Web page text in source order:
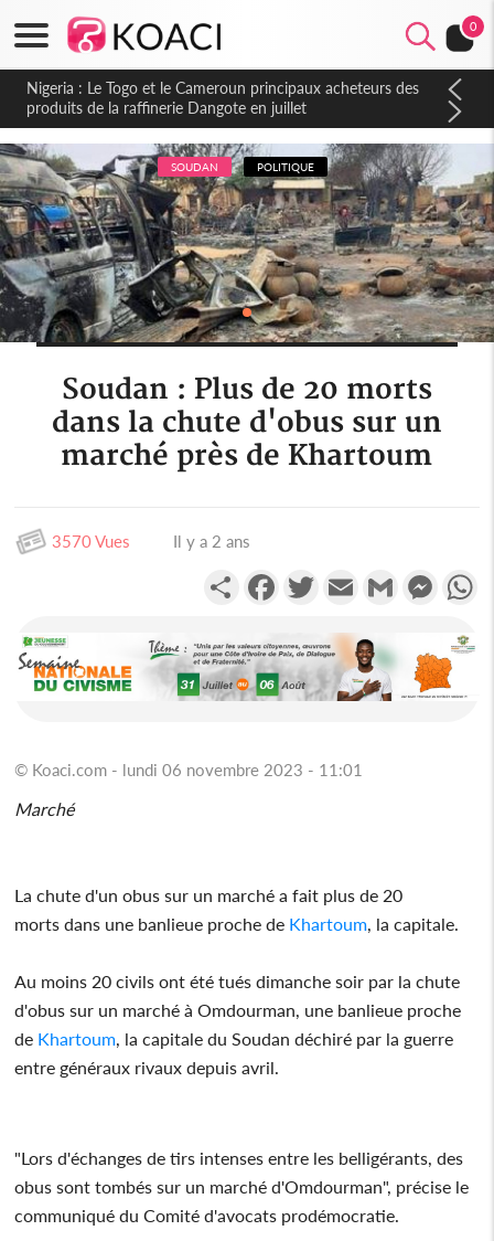
0
Nigeria : Le Togo et le Cameroun principaux acheteurs des
produits de la raffinerie Dangote en juillet
SOUDAN POLITIQUE
Soudan : Plus de 20 morts
dans la chute d'obus sur un
marché près de Khartoum
3570 Vues Il y a 2 ans
PartagerFacebookTwitterEmail Gmail
© Koaci.com - lundi 06 novembre 2023 - 11:01
Marché
La chute d'un obus sur un marché a fait plus de 20
morts dans une banlieue proche de Khartoum, la capitale.
Au moins 20 civils ont été tués dimanche soir par la chute
d'obus sur un marché à Omdourman, une banlieue proche
de Khartoum, la capitale du Soudan déchiré par la guerre
entre généraux rivaux depuis avril.
"Lors d'échanges de tirs intenses entre les belligérants, des
obus sont tombés sur un marché d'Omdourman", précise le
communiqué du Comité d'avocats prodémocratie.